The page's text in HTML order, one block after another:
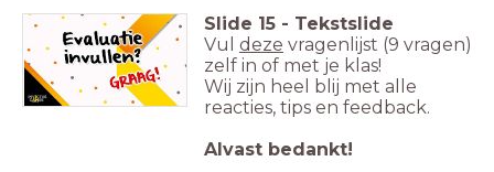
Slide 15 - Tekstslide
Vul deze vragenlijst (9 vragen)
zelf in of met je klas!
Wij zijn heel blij met alle
reacties, tips en feedback.
Alvast bedankt!